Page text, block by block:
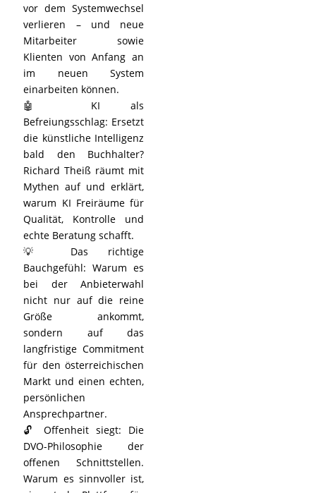
vor dem Systemwechsel
verlieren – und neue
Mitarbeiter sowie
Klienten von Anfang an
im neuen System
einarbeiten können.
🤖 KI als
Befreiungsschlag: Ersetzt
die künstliche Intelligenz
bald den Buchhalter?
Richard Theiß räumt mit
Mythen auf und erklärt,
warum KI Freiräume für
Qualität, Kontrolle und
echte Beratung schafft.
💡 Das richtige
Bauchgefühl: Warum es
bei der Anbieterwahl
nicht nur auf die reine
Größe ankommt,
sondern auf das
langfristige Commitment
für den österreichischen
Markt und einen echten,
persönlichen
Ansprechpartner.
🔓 Offenheit siegt: Die
DVO-Philosophie der
offenen Schnittstellen.
Warum es sinnvoller ist,